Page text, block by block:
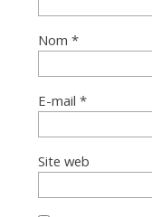
Nom *
E-mail *
Site web